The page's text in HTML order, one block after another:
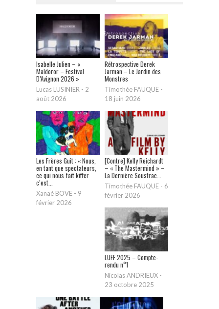
Isabelle Julien – «
Maldoror – Festival
D’Avignon 2026 »
Lucas LUSINIER - 2
août 2026
Rétrospective Derek
Jarman – Le Jardin des
Monstres
Timothée FAUQUE -
18 juin 2026
Les Frères Guit : « Nous,
en tant que spectateurs,
ce qui nous fait kiffer
c’est...
Xanaé BOVE - 9
février 2026
[Contre] Kelly Reichardt
– « The Mastermind » –
La Dernière Soustrac...
Timothée FAUQUE - 6
février 2026
LUFF 2025 – Compte-
rendu n°1
Nicolas ANDRIEUX -
23 octobre 2025